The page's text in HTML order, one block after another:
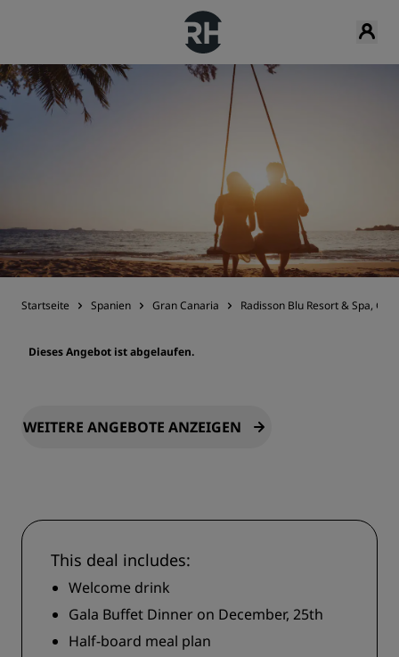
Startseite Spanien Gran Canaria Radisson Blu Resort & Spa,
Dieses Angebot ist abgelaufen.
WEITERE ANGEBOTE ANZEIGEN
This deal includes:
Welcome drink
Gala Buffet Dinner on December, 25th
Half-board meal plan